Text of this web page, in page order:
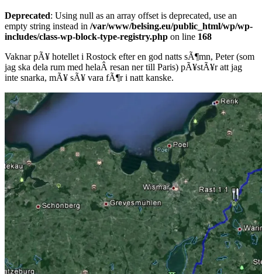
Deprecated: Using null as an array offset is deprecated, use an
empty string instead in /var/www/belsing.eu/public_html/wp/wp-
includes/class-wp-block-type-registry.php on line 168
Vaknar pÃ¥ hotellet i Rostock efter en god natts sÃ¶mn, Peter (som
jag ska dela rum med helaÂ resan ner till Paris) pÃ¥stÃ¥r att jag
inte snarka, mÃ¥ sÃ¥ vara fÃ¶r i natt kanske.